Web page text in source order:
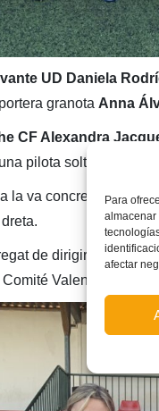
Para
almacenar
afectar
UD Daniela
granota Anna
CF Alexandra
pilota solta en l’àrea.
la va concretar la
de dirigir aquest
Valencià.